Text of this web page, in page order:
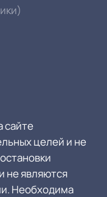
сайте
целей и не
не являются
Необходима